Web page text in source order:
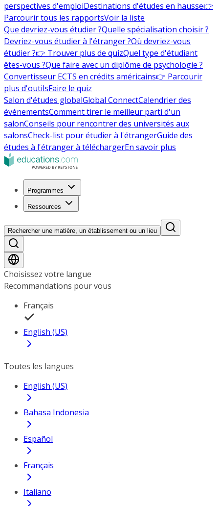
perspectives d'emploiDestinations d'études en hausse👉
Parcourir tous les rapportsVoir la liste
Que devriez-vous étudier ?Quelle spécialisation choisir ?
Devriez-vous étudier à l'étranger ?Où devriez-vous
étudier ?👉 Trouver plus de quizQuel type d'étudiant
êtes-vous ?Que faire avec un diplôme de psychologie ?
Convertisseur ECTS en crédits américains👉 Parcourir
plus d'outilsFaire le quiz
Salon d'études globalGlobal ConnectCalendrier des
événementsComment tirer le meilleur parti d'un
salonConseils pour rencontrer des universités aux
salonsCheck-list pour étudier à l'étrangerGuide des
études à l'étranger à téléchargerEn savoir plus
Programmes
Ressources
Rechercher une matière, un établissement ou un lieu
Choisissez votre langue
Recommandations pour vous
Français
English (US)
Toutes les langues
English (US)
Bahasa Indonesia
Español
Français
Italiano